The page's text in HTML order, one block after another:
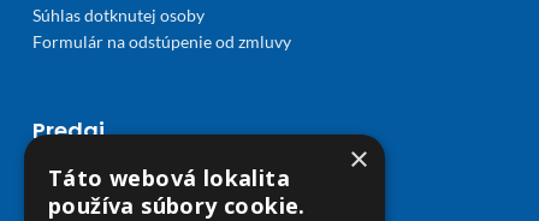
Súhlas dotknutej osoby
Formulár na odstúpenie od zmluvy
Predaj
Môj účet
Obľúbené
×
Táto webová lokalita
používa súbory cookie.